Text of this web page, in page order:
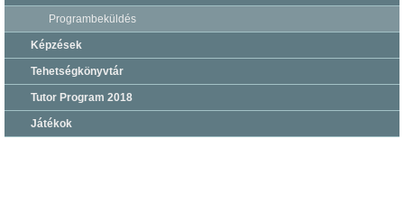
Programbeküldés
Képzések
Tehetségkönyvtár
Tutor Program 2018
Játékok